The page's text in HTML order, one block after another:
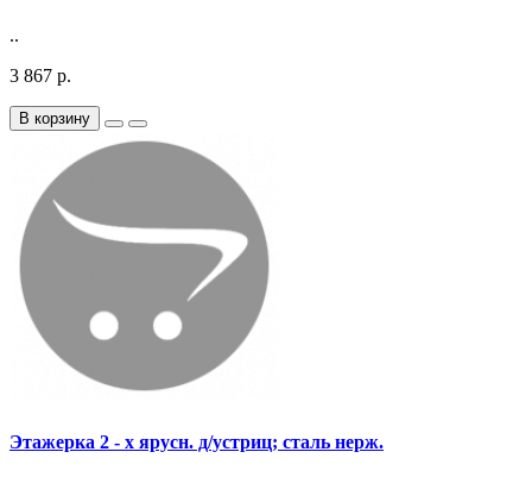
..
3 867 р.
В корзину
Этажерка 2 - х ярусн. д/устриц; сталь нерж.